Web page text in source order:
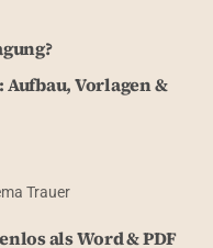
Vorlagen &
Trauer
als Word & PDF